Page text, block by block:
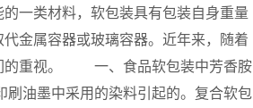
一类材料，软包装具有包装自身重量
金属容器或玻璃容器。近年来，随着
们的重视。 一、食品软包装中芳香胺
油墨中采用的染料引起的。复合软包